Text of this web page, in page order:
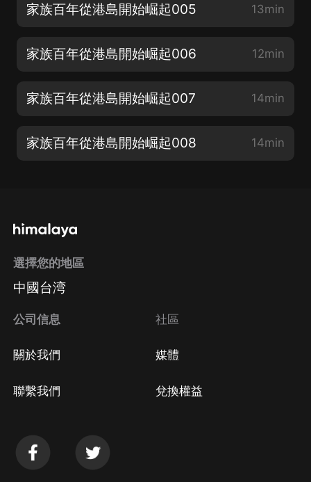
家族百年從港島開始崛起005 13min
家族百年從港島開始崛起006 12min
家族百年從港島開始崛起007 14min
家族百年從港島開始崛起008 14min
選擇您的地區
中國台湾
公司信息
關於我們
聯繫我們
社區
媒體
兌換權益